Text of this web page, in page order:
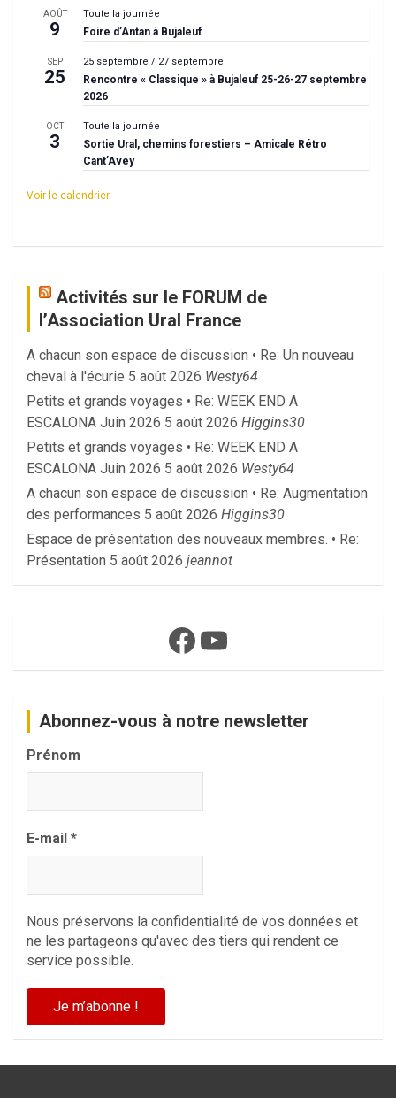
AOÛT
9
Toute la journée
Foire d’Antan à Bujaleuf
SEP
25
25 septembre / 27 septembre
Rencontre « Classique » à Bujaleuf 25-26-27 septembre
2026
OCT
3
Toute la journée
Sortie Ural, chemins forestiers – Amicale Rétro
Cant’Avey
Voir le calendrier
Activités sur le FORUM de
l’Association Ural France
A chacun son espace de discussion • Re: Un nouveau
cheval à l'écurie 5 août 2026 Westy64
Petits et grands voyages • Re: WEEK END A
ESCALONA Juin 2026 5 août 2026 Higgins30
Petits et grands voyages • Re: WEEK END A
ESCALONA Juin 2026 5 août 2026 Westy64
A chacun son espace de discussion • Re: Augmentation
des performances 5 août 2026 Higgins30
Espace de présentation des nouveaux membres. • Re:
Présentation 5 août 2026 jeannot
Facebook
YouTube
Abonnez-vous à notre newsletter
Prénom
E-mail *
Nous préservons la confidentialité de vos données et
ne les partageons qu'avec des tiers qui rendent ce
service possible.